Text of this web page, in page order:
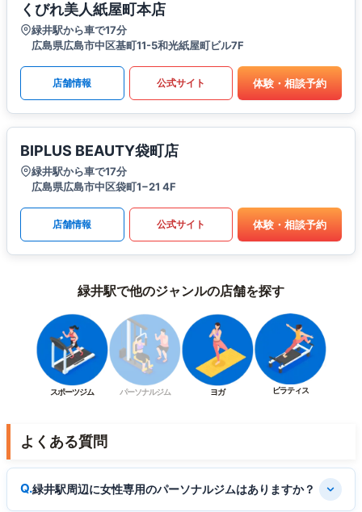
くびれ美人紙屋町本店
緑井駅から車で17分
広島県広島市中区基町11-5和光紙屋町ビル7F
店舗情報 公式サイト 体験・相談予約
BIPLUS BEAUTY袋町店
緑井駅から車で17分
広島県広島市中区袋町1−21 4F
店舗情報 公式サイト 体験・相談予約
緑井駅で他のジャンルの店舗を探す
スポーツジム パーソナルジム ヨガ ピラティス
よくある質問
緑井駅周辺に女性専用のパーソナルジムはありますか？